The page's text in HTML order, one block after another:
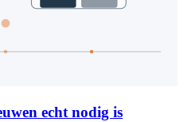
echt nodig is